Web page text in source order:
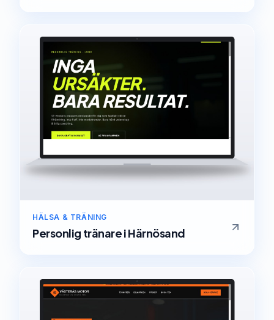
HÄLSA & TRÄNING
Personlig tränareiHärnösand